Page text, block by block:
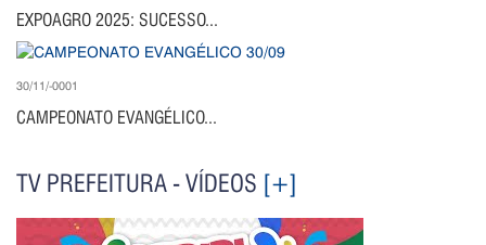
EXPOAGRO 2025: SUCESSO...
30/11/-0001
CAMPEONATO EVANGÉLICO...
TV PREFEITURA - VÍDEOS [+]